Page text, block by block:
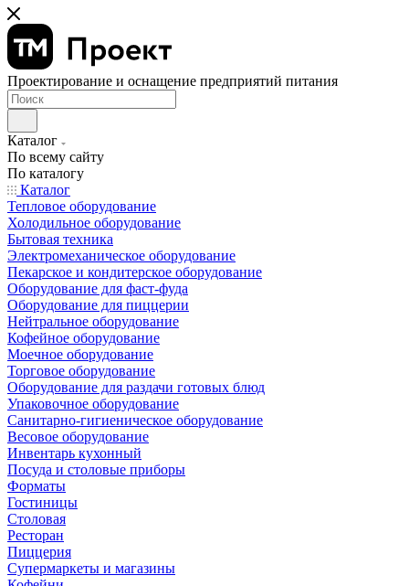
Проектирование и оснащение предприятий питания
Каталог
По всему сайту
По каталогу
Каталог
Тепловое оборудование
Холодильное оборудование
Бытовая техника
Электромеханическое оборудование
Пекарское и кондитерское оборудование
Оборудование для фаст-фуда
Оборудование для пиццерии
Нейтральное оборудование
Кофейное оборудование
Моечное оборудование
Торговое оборудование
Оборудование для раздачи готовых блюд
Упаковочное оборудование
Санитарно-гигиеническое оборудование
Весовое оборудование
Инвентарь кухонный
Посуда и столовые приборы
Форматы
Гостиницы
Столовая
Ресторан
Пиццерия
Супермаркеты и магазины